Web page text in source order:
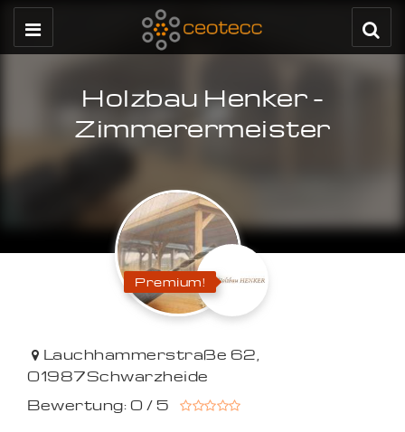
Holzbau Henker -
Zimmerermeister
Premium!
Lauchhammerstraße 62,
01987Schwarzheide
Bewertung: 0 / 5